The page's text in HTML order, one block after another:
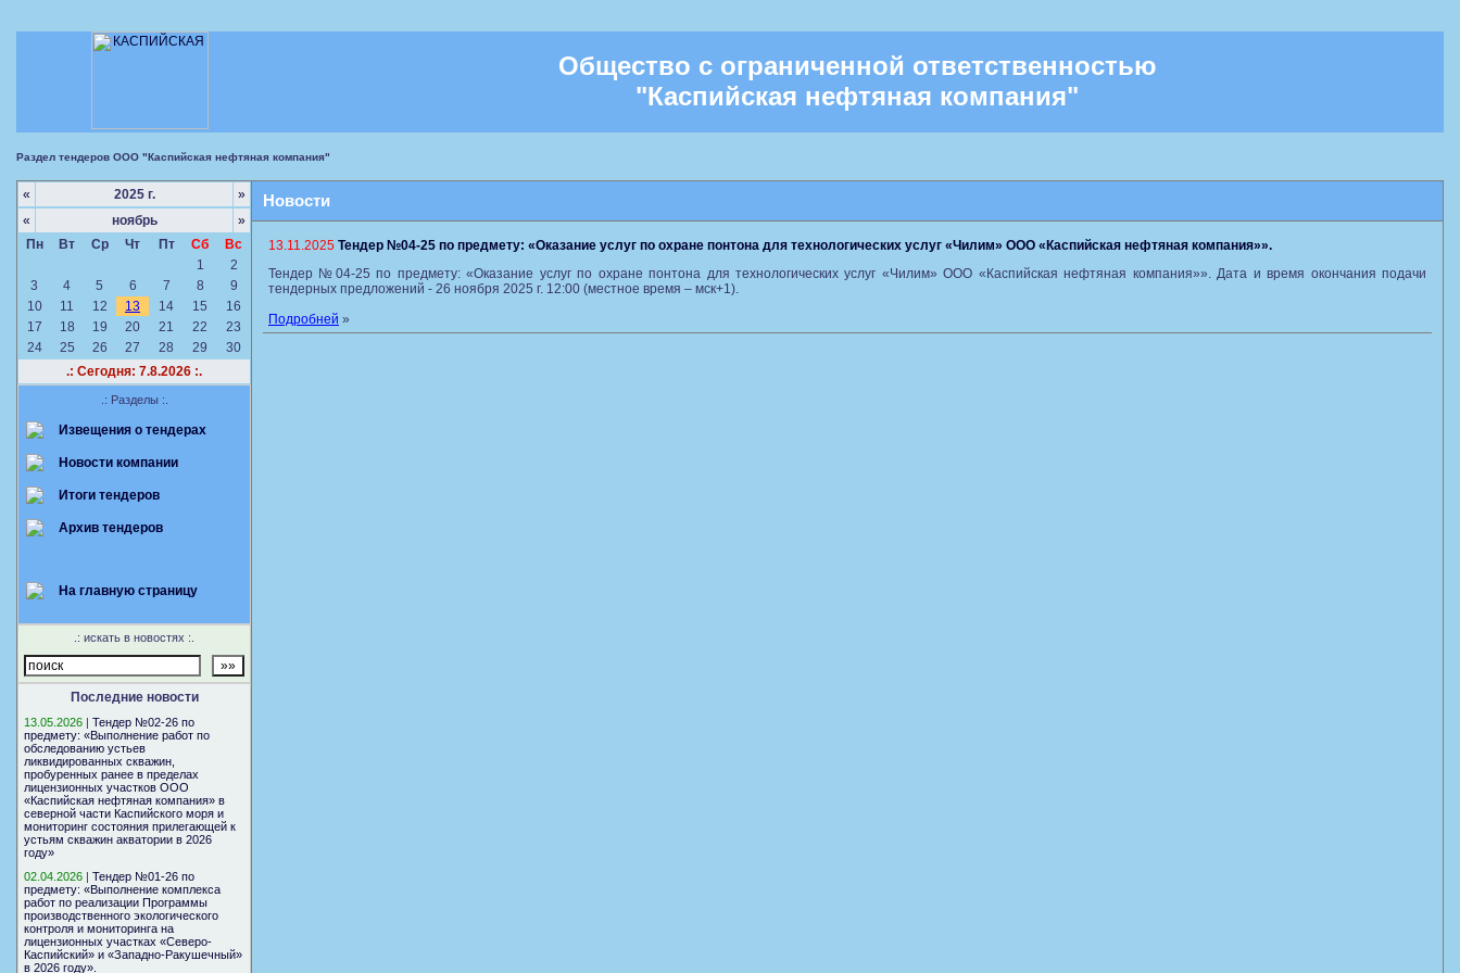
Общество с ограниченной ответственностью
"Каспийская нефтяная компания"
Раздел тендеров ООО "Каспийская нефтяная компания"
« 2025 г.
»
«
ноябрь
»
Пн
Вт Ср Чт Пт Сб
Вс
1
2
3
4 5 6 7 8
9
10
11 12 13 14 15
16
17
18 19 20 21 22
23
24
25 26 27 28 29
30
.: Сегодня: 7.8.2026 :.
.: Разделы :.
Извещения о тендерах
Новости компании
Итоги тендеров
Архив тендеров
На главную страницу
.: искать в новостях :.
Последние новости
13.05.2026
Тендер №02-26 по
предмету: «Выполнение работ по
обследованию устьев
ликвидированных скважин,
пробуренных ранее в пределах
лицензионных участков ООО
«Каспийская нефтяная компания» в
северной части Каспийского моря и
мониторинг состояния прилегающей к
устьям скважин акватории в 2026
году»
02.04.2026
Тендер №01-26 по
предмету: «Выполнение комплекса
работ по реализации Программы
производственного экологического
контроля и мониторинга на
лицензионных участках «Северо-
Каспийский» и «Западно-Ракушечный»
в 2026 году».
Новости
13.11.2025 Тендер №04-25 по предмету: «Оказание услуг по охране понтона для технологических услуг «Чилим» ООО «Каспийская нефтяная компания»».
Тендер №04-25 по предмету: «Оказание услуг по охране понтона для технологических услуг «Чилим» ООО «Каспийская нефтяная компания»». Дата и время окончания подачи
тендерных предложений - 26 ноября 2025 г. 12:00 (местное время – мск+1).
Подробней »